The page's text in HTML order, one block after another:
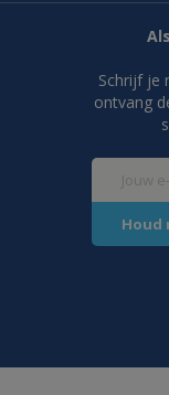
Schrijf je
ontvang